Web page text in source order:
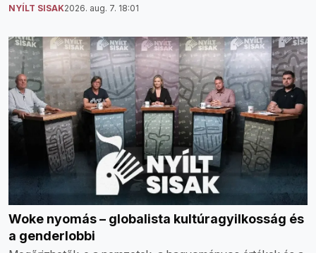
NYÍLT SISAK2026. aug. 7. 18:01
Woke nyomás – globalista kultúragyilkosság és
a genderlobbi